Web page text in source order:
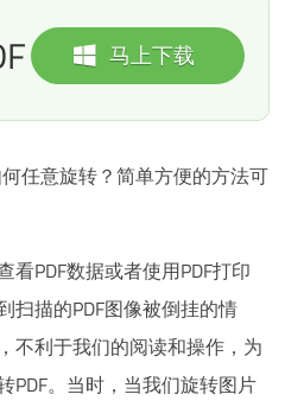
马上下载
任意旋转？简单方便的方法可
看PDF数据或者使用PDF打印
扫描的PDF图像被倒挂的情
不利于我们的阅读和操作，为
PDF。当时，当我们旋转图片